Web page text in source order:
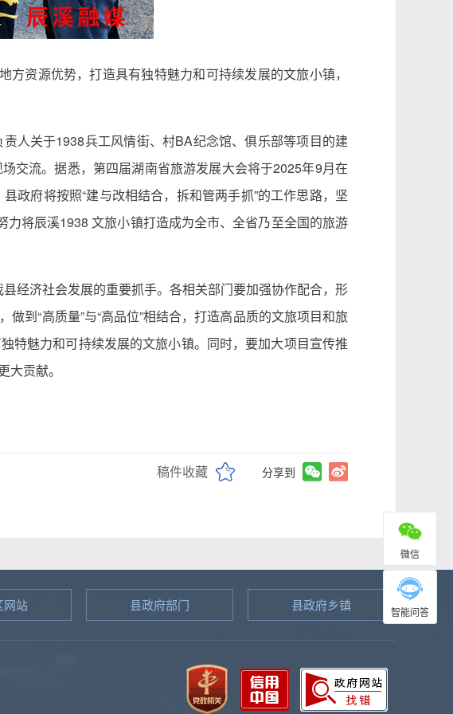
资源优势，打造具有独特魅力和可持续发展的文旅小镇，
人关于1938兵工风情街、村BA纪念馆、俱乐部等项目的建
交流。据悉，第四届湖南省旅游发展大会将于2025年9月在
政府将按照“建与改相结合，拆和管两手抓”的工作思路，坚
将辰溪1938 文旅小镇打造成为全市、全省乃至全国的旅游
经济社会发展的重要抓手。各相关部门要加强协作配合，形
到“高质量”与“高品位”相结合，打造高品质的文旅项目和旅
特魅力和可持续发展的文旅小镇。同时，要加大项目宣传推
贡献。
稿件收藏 分享到
微信
智能问答
网站 县政府部门 县政府乡镇